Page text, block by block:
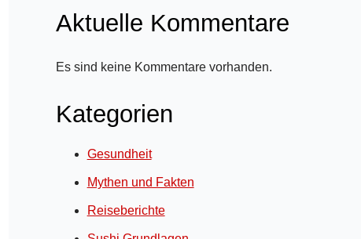
Aktuelle Kommentare
Es sind keine Kommentare vorhanden.
Kategorien
Gesundheit
Mythen und Fakten
Reiseberichte